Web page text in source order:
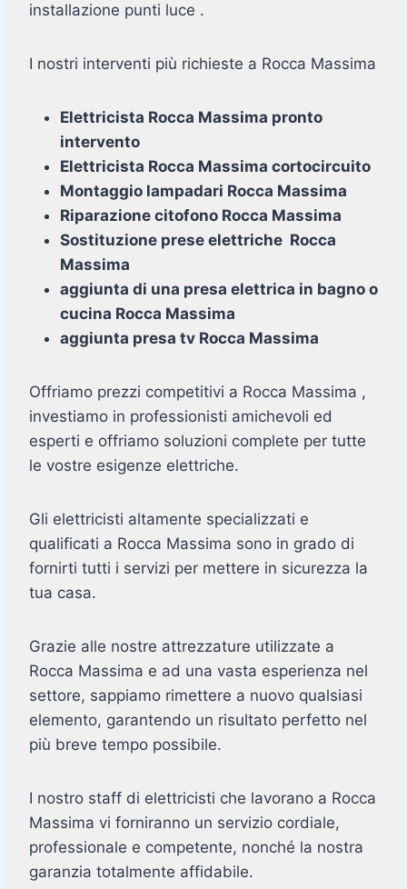
installazione punti luce .
I nostri interventi più richieste a Rocca Massima
Elettricista Rocca Massima pronto
intervento
Elettricista Rocca Massima cortocircuito
Montaggio lampadari Rocca Massima
Riparazione citofono Rocca Massima
Sostituzione prese elettriche Rocca
Massima
aggiunta di una presa elettrica in bagno o
cucina Rocca Massima
aggiunta presa tv Rocca Massima
Offriamo prezzi competitivi a Rocca Massima ,
investiamo in professionisti amichevoli ed
esperti e offriamo soluzioni complete per tutte
le vostre esigenze elettriche.
Gli elettricisti altamente specializzati e
qualificati a Rocca Massima sono in grado di
fornirti tutti i servizi per mettere in sicurezza la
tua casa.
Grazie alle nostre attrezzature utilizzate a
Rocca Massima e ad una vasta esperienza nel
settore, sappiamo rimettere a nuovo qualsiasi
elemento, garantendo un risultato perfetto nel
più breve tempo possibile.
I nostro staff di elettricisti che lavorano a Rocca
Massima vi forniranno un servizio cordiale,
professionale e competente, nonché la nostra
garanzia totalmente affidabile.